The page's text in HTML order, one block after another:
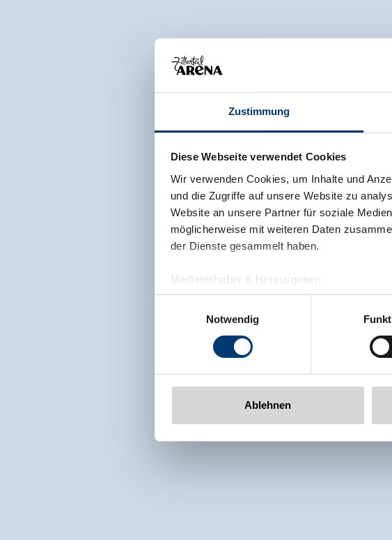
Zustimmung
Diese Webseite verwendet Cookies
Wir verwenden Cookies, um Inhalte und
und die Zugriffe auf unsere Website zu
Website an unsere Partner für soziale
möglicherweise mit weiteren Daten
der Dienste gesammelt haben.
Medieninhaber & Herausgeber:
Zeller Bergbahnen Zillertal GmbH & Co
Rohr 23// A-6280 Zell am Ziller
www.zillertalarena.com
Notwendig
Ablehnen